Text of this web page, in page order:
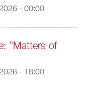
- 00:00
"Matters of
- 18:00